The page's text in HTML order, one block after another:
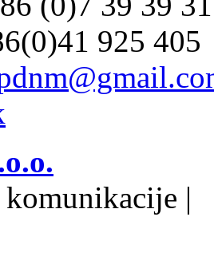
925 405
komunikacije |